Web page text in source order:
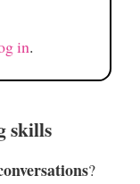
in.
skills
?